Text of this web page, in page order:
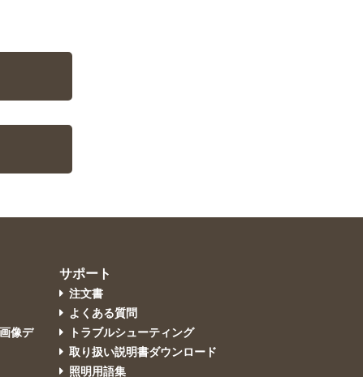
像デ
サポート
注文書
よくある質問
トラブルシューティング
取り扱い説明書ダウンロード
照明用語集